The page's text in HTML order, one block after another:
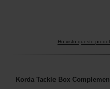
Ho visto questo
Korda Tackle Box